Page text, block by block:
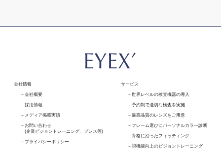
会社情報
会社概要
採用情報
メディア掲載実績
お問い合わせ
(企業ビジョントレーニング、プレス等)
プライバシーポリシー
サービス
世界レベルの検査機器の導入
予約制で適切な検査を実施
最高品質のレンズをご用意
フレーム選びにパーソナルカラー診断
骨格に沿ったフィッティング
視機能向上のビジョントレーニング